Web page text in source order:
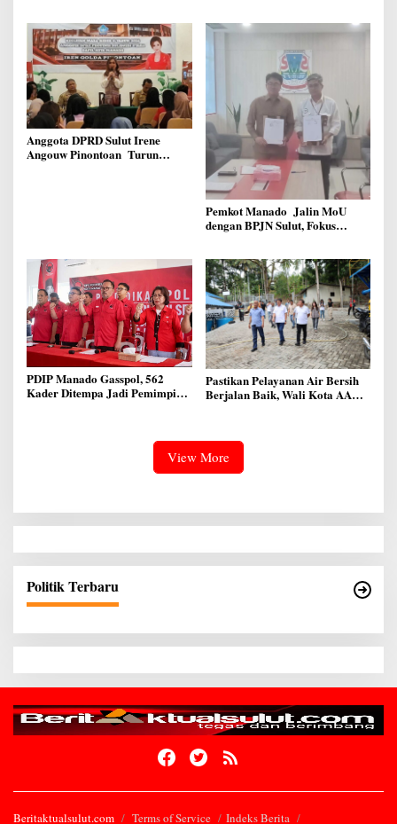
Dipindahkan ke Kantor DLH
Manado
Anggota DPRD Sulut Irene
Angouw Pinontoan Turun
Pemkot Manado Jalin MoU
dengan BPJN Sulut, Fokus
PDIP Manado Gasspol, 562
Kader Ditempa Jadi Pemimpin
Pastikan Pelayanan Air Bersih
Berjalan Baik, Wali Kota AA
View More
Politik Terbaru
Beritaktualsulut.com Terms of Service Indeks Berita